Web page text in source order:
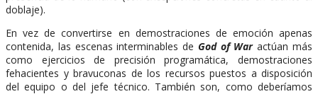
doblaje).
En vez de convertirse en demostraciones de emoción apenas
contenida, las escenas interminables de God of Waractúan más
como ejercicios de precisión programática, demostraciones
fehacientes y bravuconas de los recursos puestos a disposición
del equipo o del jefe técnico. También son, como deberíamos